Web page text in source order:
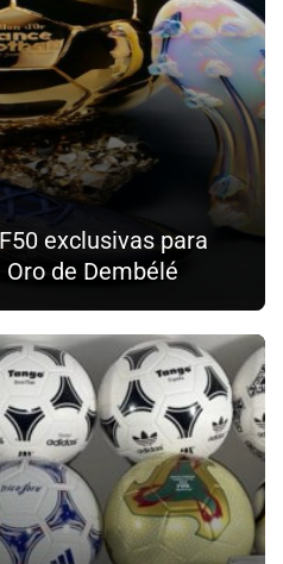
exclusivas para
de Dembélé